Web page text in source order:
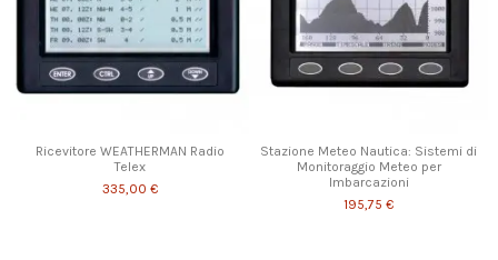
Ricevitore WEATHERMAN Radio
Telex
335,00 €
Stazione Meteo Nautica: Sistemi di
Monitoraggio Meteo per
Imbarcazioni
195,75 €